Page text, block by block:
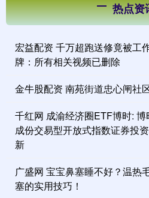
热点资
宏益配资 千万超跑送修竟被工
牌：所有相关视频已删除
金牛股配资 南苑街道忠心闸社
千红网 成渝经济圈ETF博时:
成份交易型开放式指数证券投
新
广盛网 宝宝鼻塞睡不好？温热
塞的实用技巧！